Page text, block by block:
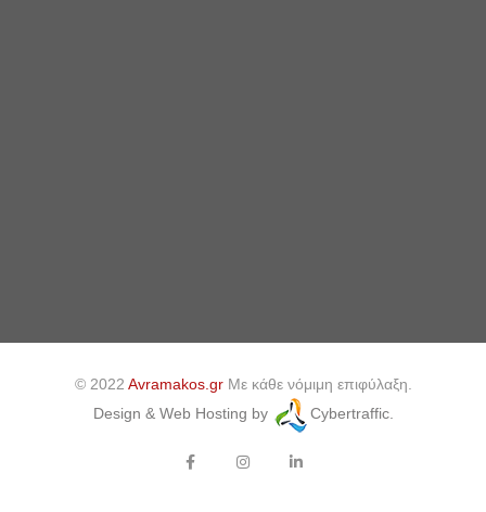
© 2022 Avramakos.grΜε κάθε νόμιμη επιφύλαξη.
Design & Web Hosting by
Cybertraffic.